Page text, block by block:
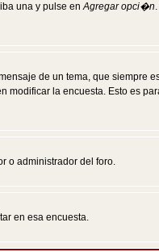
una y pulse enAgregar opci�n
de un tema, que siempre
modificar la encuesta. Esto es
o administrador del foro.
en esa encuesta.